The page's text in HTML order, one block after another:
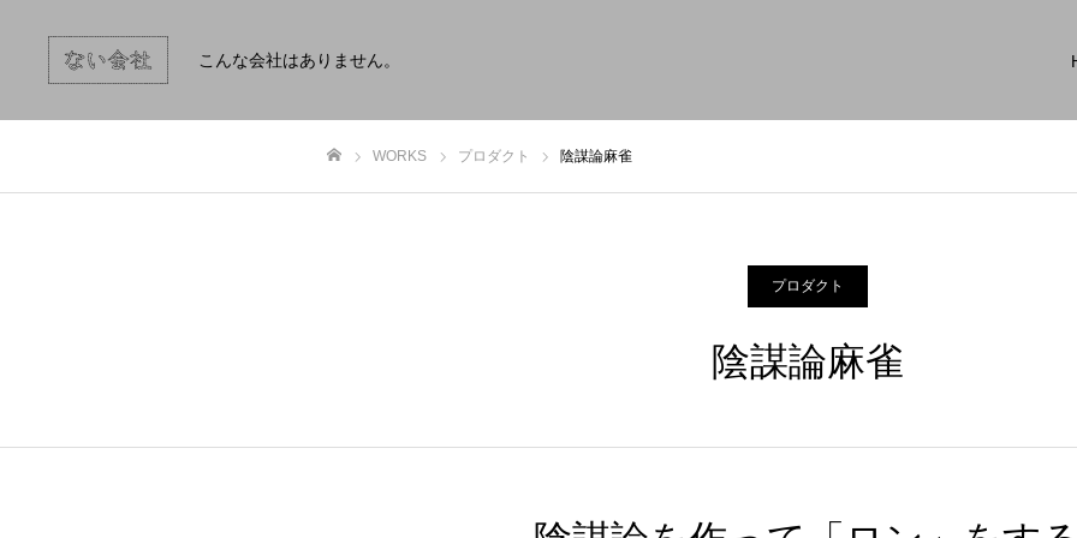
こんな会社はありません。
WORKS プロダクト 陰謀論麻雀
プロダクト
陰謀論麻雀